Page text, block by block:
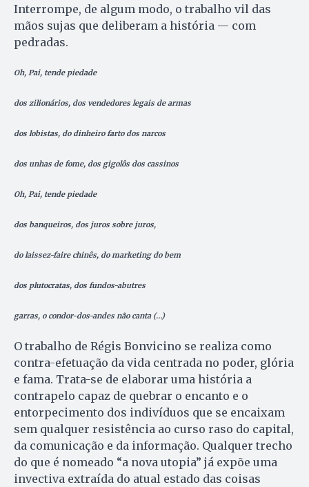
Interrompe, de algum modo, o trabalho vil das
mãos sujas que deliberam a história — com
pedradas.
Oh, Pai, tende piedade
dos zilionários, dos vendedores legais de armas
dos lobistas, do dinheiro farto dos narcos
dos unhas de fome, dos gigolôs dos cassinos
Oh, Pai, tende piedade
dos banqueiros, dos juros sobre juros,
do laissez-faire chinês, do marketing do bem
dos plutocratas, dos fundos-abutres
garras, o condor-dos-andes não canta (…)
O trabalho de Régis Bonvicino se realiza como
contra-efetuação da vida centrada no poder, glória
e fama. Trata-se de elaborar uma história a
contrapelo capaz de quebrar o encanto e o
entorpecimento dos indivíduos que se encaixam
sem qualquer resistência ao curso raso do capital,
da comunicação e da informação. Qualquer trecho
do que é nomeado “a nova utopia” já expõe uma
invectiva extraída do atual estado das coisas